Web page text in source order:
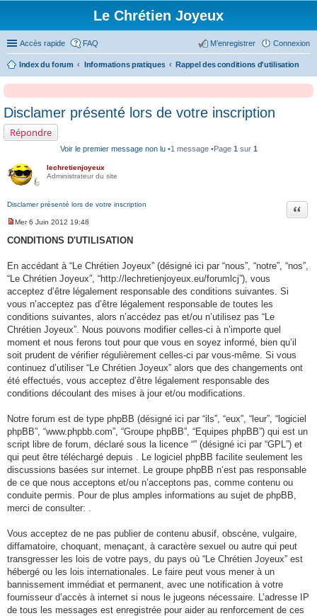
Le Chrétien Joyeux
Accès rapide FAQ Connexion
M’enregistrer
Index du forum Informations pratiques Rappel des conditions d'utilisation
Disclamer présenté lors de votre inscription
Répondre
Voir le premier message non lu•1 message •Page 1 sur 1
lechretienjoyeux
Administrateur du site
Disclamer présenté lors de votre inscription
e
s
g
e
o
n
u
Mer 6 Juin 2012 19:48
CONDITIONS D'UTILISATION
En accédant à “Le Chrétien Joyeux” (désigné ici par “nous”, “notre”, “nos”,
“Le Chrétien Joyeux”, “http://lechretienjoyeux.eu/forumlcj”), vous
acceptez d’être légalement responsable des conditions suivantes. Si
vous n’acceptez pas d’être légalement responsable de toutes les
conditions suivantes, alors n’accédez pas et/ou n’utilisez pas “Le
Chrétien Joyeux”. Nous pouvons modifier celles-ci à n’importe quel
moment et nous ferons tout pour que vous en soyez informé, bien qu’il
soit prudent de vérifier régulièrement celles-ci par vous-même. Si vous
continuez d’utiliser “Le Chrétien Joyeux” alors que des changements ont
été effectués, vous acceptez d’être légalement responsable des
conditions découlant des mises à jour et/ou modifications.
Notre forum est de type phpBB (désigné ici par “ils”, “eux”, “leur”, “logiciel
phpBB”, “www.phpbb.com”, “Groupe phpBB”, “Equipes phpBB”) qui est un
script libre de forum, déclaré sous la licence “” (désigné ici par “GPL”) et
qui peut être téléchargé depuis . Le logiciel phpBB facilite seulement les
discussions basées sur internet. Le groupe phpBB n’est pas responsable
de ce que nous acceptons et/ou n’acceptons pas, comme contenu ou
conduite permis. Pour de plus amples informations au sujet de phpBB,
merci de consulter: .
Vous acceptez de ne pas publier de contenu abusif, obscène, vulgaire,
diffamatoire, choquant, menaçant, à caractère sexuel ou autre qui peut
transgresser les lois de votre pays, du pays où “Le Chrétien Joyeux” est
hébergé ou les lois internationales. Le faire peut vous mener à un
bannissement immédiat et permanent, avec une notification à votre
fournisseur d’accès à internet si nous le jugeons nécessaire. L’adresse IP
de tous les messages est enregistrée pour aider au renforcement de ces